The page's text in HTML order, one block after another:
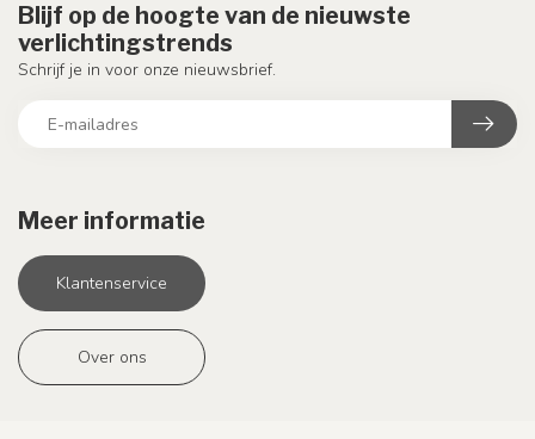
Meer informatie
Klantenservice
Over ons
Blijf op de hoogte van de nieuwste
verlichtingstrends
Schrijf je in voor onze nieuwsbrief.